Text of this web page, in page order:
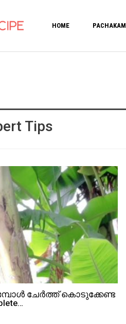
HOME PACHAKAM
Tips
ചേർത്ത് കൊടുക്കേണ്ട